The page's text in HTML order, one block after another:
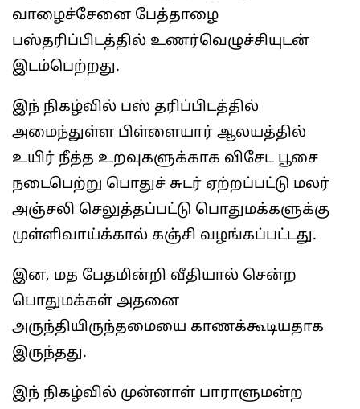
வாழைச்சேனை பேத்தாழை
பஸ்தரிப்பிடத்தில் உணர்வெழுச்சியுடன்
இடம்பெற்றது.
இந் நிகழ்வில் பஸ் தரிப்பிடத்தில்
அமைந்துள்ள பிள்ளையார் ஆலயத்தில்
உயிர் நீத்த உறவுகளுக்காக விசேட பூசை
நடைபெற்று பொதுச் சுடர் ஏற்றப்பட்டு மலர்
அஞ்சலி செலுத்தப்பட்டு பொதுமக்களுக்கு
முள்ளிவாய்க்கால் கஞ்சி வழங்கப்பட்டது.
இன, மத பேதமின்றி வீதியால் சென்ற
பொதுமக்கள் அதனை
அருந்தியிருந்தமையை காணக்கூடியதாக
இருந்தது.
இந் நிகழ்வில் முன்னாள் பாராளுமன்ற